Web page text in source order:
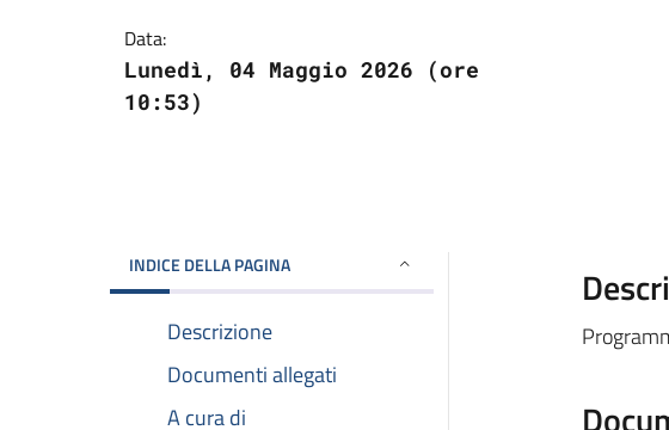
Data:
Lunedì, 04 Maggio 2026 (ore
10:53)
INDICE DELLA PAGINA
Descrizione
Documenti allegati
A cura di